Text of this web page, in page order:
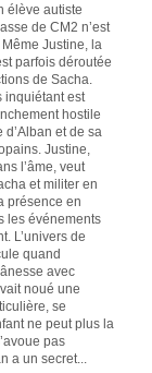
élève autiste
de CM2 n’est
Justine, la
parfois déroutée
de Sacha.
inquiétant est
hostile
d’Alban et de sa
Justine,
l’âme, veut
et militer en
présence en
les événements
L’univers de
quand
avec
noué une
se
ne peut plus la
pas
a un secret...